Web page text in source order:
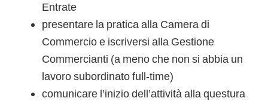
Entrate
presentare la pratica alla Camera di
Commercio e iscriversi alla Gestione
Commercianti (a meno che non si abbia un
lavoro subordinato full-time)
comunicare l’inizio dell’attività alla questura